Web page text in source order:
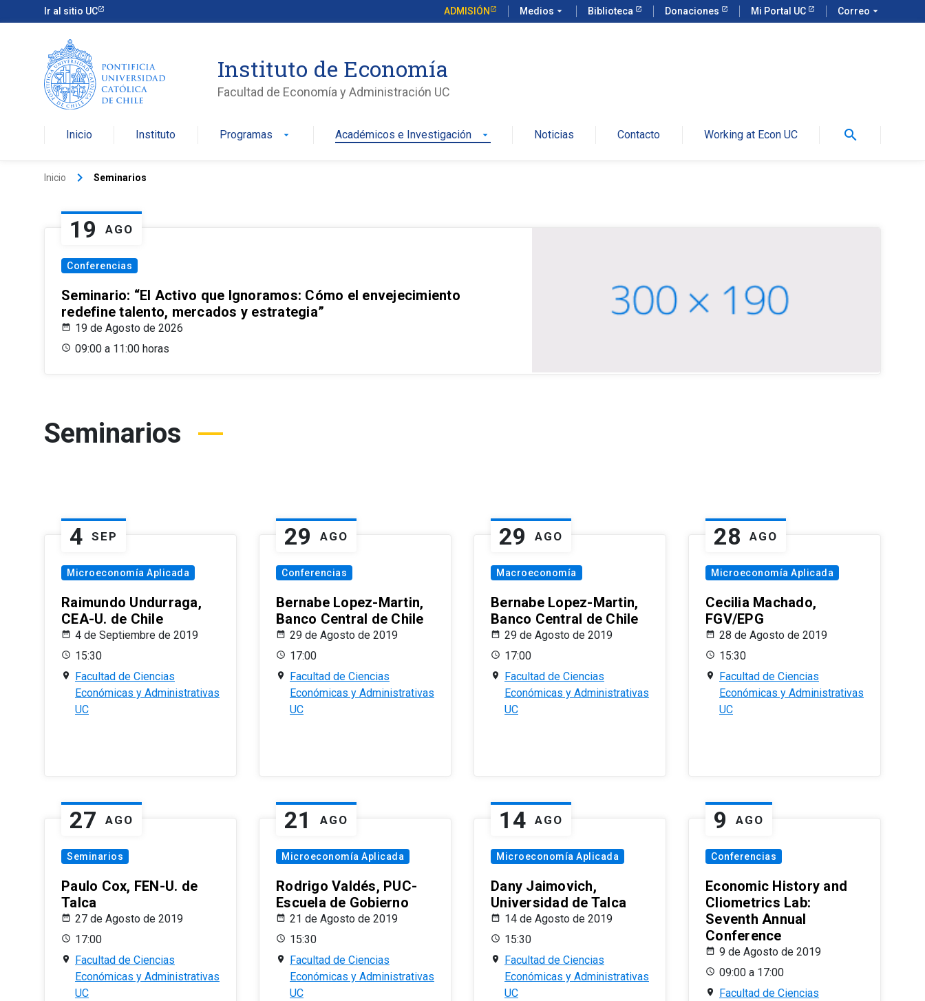
Ir al sitio UC ADMISIÓN Medios arrow_drop_down Biblioteca Donaciones Mi Portal UC Correo arrow_drop_down
Instituto de Economía
Facultad de Economía y Administración UC
Inicio Instituto Programas arrow_drop_down Académicos e Investigación arrow_drop_down Noticias Contacto Working at Econ UC search
Inicio keyboard_arrow_right Seminarios
19 AGO
Conferencias
Seminario: “El Activo que Ignoramos: Cómo el envejecimiento
redefine talento, mercados y estrategia”
19 de Agosto de 2026
09:00 a 11:00 horas
Seminarios
4 SEP
Microeconomía Aplicada
Raimundo Undurraga,
CEA-U. de Chile
4 de Septiembre de 2019
15:30
Facultad de Ciencias
Económicas y Administrativas
UC
29 AGO
Conferencias
Bernabe Lopez-Martin,
Banco Central de Chile
29 de Agosto de 2019
17:00
Facultad de Ciencias
Económicas y Administrativas
UC
29 AGO
Macroeconomía
Bernabe Lopez-Martin,
Banco Central de Chile
29 de Agosto de 2019
17:00
Facultad de Ciencias
Económicas y Administrativas
UC
28 AGO
Microeconomía Aplicada
Cecilia Machado,
FGV/EPG
28 de Agosto de 2019
15:30
Facultad de Ciencias
Económicas y Administrativas
UC
27 AGO
Seminarios
Paulo Cox, FEN-U. de
Talca
27 de Agosto de 2019
17:00
Facultad de Ciencias
Económicas y Administrativas
UC
21 AGO
Microeconomía Aplicada
Rodrigo Valdés, PUC-
Escuela de Gobierno
21 de Agosto de 2019
15:30
Facultad de Ciencias
Económicas y Administrativas
UC
14 AGO
Microeconomía Aplicada
Dany Jaimovich,
Universidad de Talca
14 de Agosto de 2019
15:30
Facultad de Ciencias
Económicas y Administrativas
UC
9 AGO
Conferencias
Economic History and
Cliometrics Lab:
Seventh Annual
Conference
9 de Agosto de 2019
09:00 a 17:00
Facultad de Ciencias